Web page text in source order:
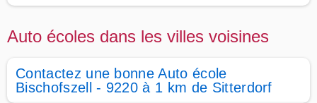
Auto écoles dans les villes voisines
Contactez une bonne Auto école
Bischofszell - 9220 à 1 km de Sitterdorf